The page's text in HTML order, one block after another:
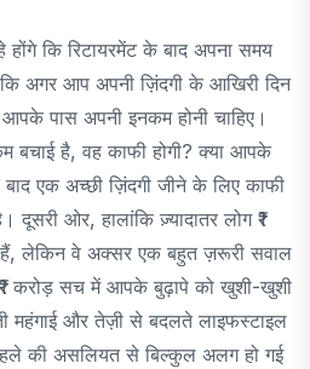
कि रिटायरमेंट के बाद अपना समय
अगर आप अपनी ज़िंदगी के आखिरी दिन
पास अपनी इनकम होनी चाहिए।
बचाई है, वह काफी होगी? क्या आपके
एक अच्छी ज़िंदगी जीने के लिए काफी
दूसरी ओर, हालांकि ज़्यादातर लोग ₹1
लेकिन वे अक्सर एक बहुत ज़रूरी सवाल
करोड़ सच में आपके बुढ़ापे को खुशी-खुशी
महंगाई और तेज़ी से बदलते लाइफस्टाइल
की असलियत से बिल्कुल अलग हो गई